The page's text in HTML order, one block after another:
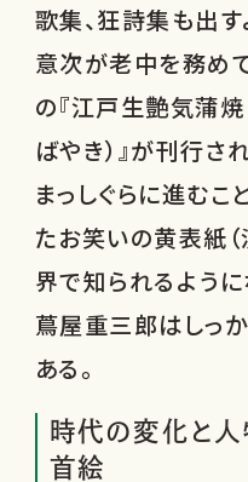
歌集、狂詩集も出
意次が老中を務め
の『江戸生艶気蒲
ばやき）』が刊行さ
まっしぐらに進む
たお笑いの黄表紙（
界で知られるよう
蔦屋重三郎はしっ
ある。
時代の変化と人
首絵